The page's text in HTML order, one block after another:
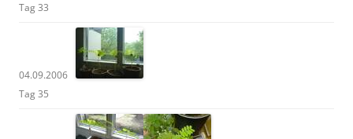
Tag 33
04.09.2006
Tag 35